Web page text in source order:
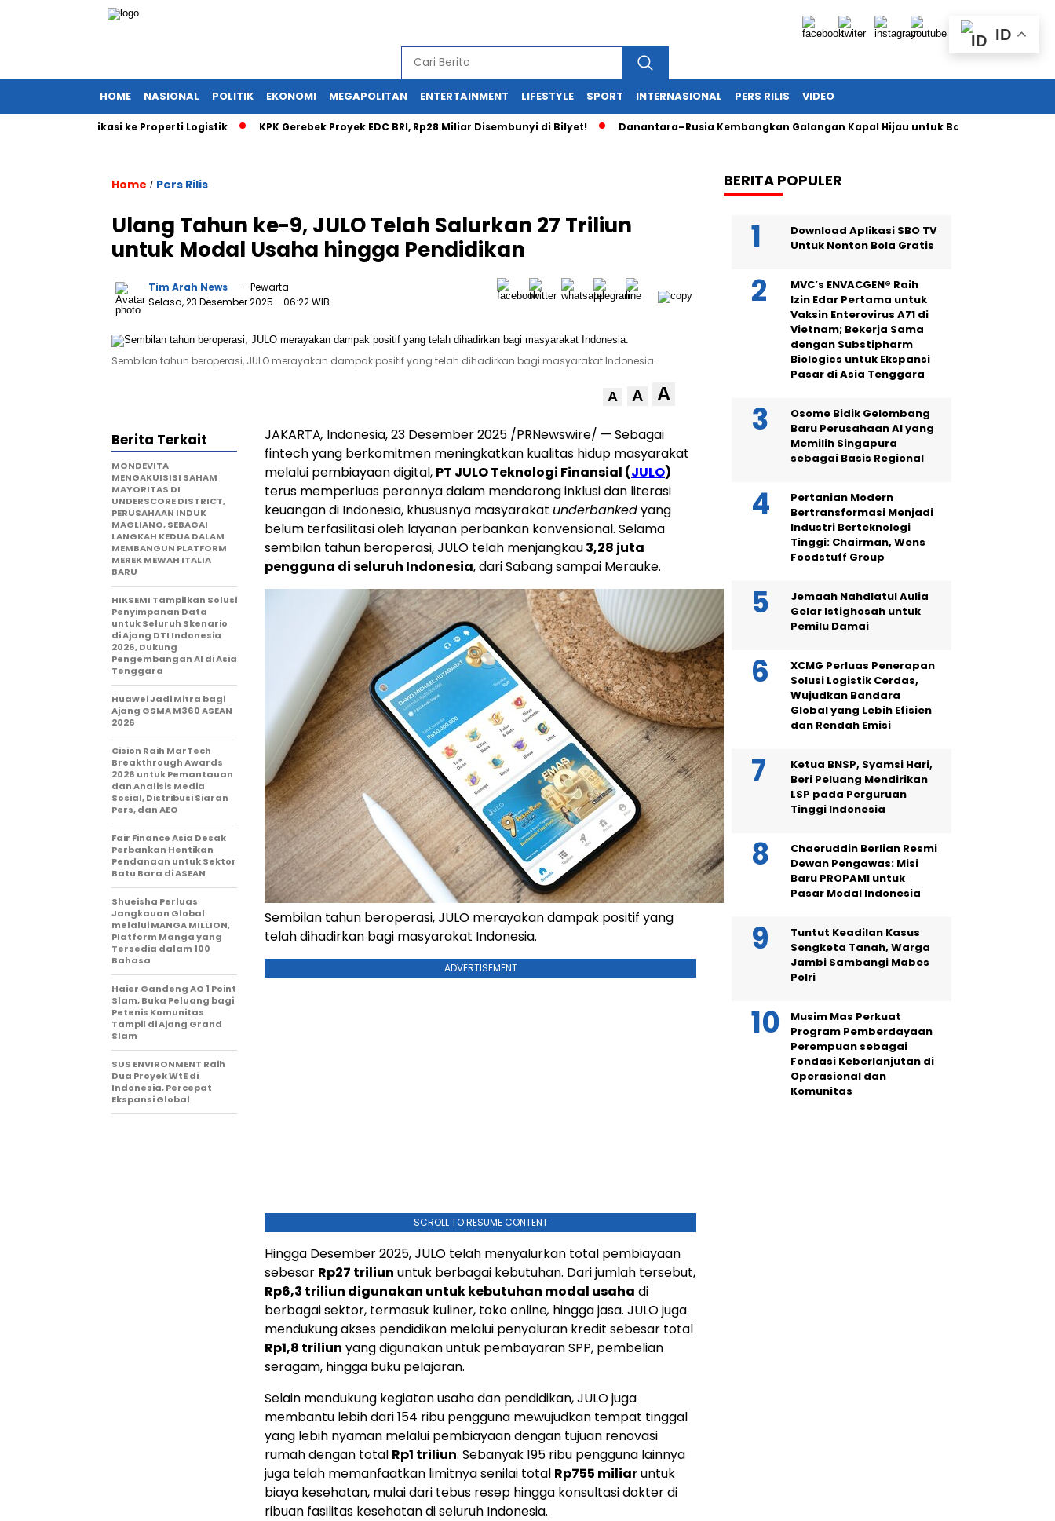
HOME NASIONAL POLITIK EKONOMI MEGAPOLITAN ENTERTAINMENT LIFESTYLE SPORT INTERNASIONAL PERS RILIS VIDEO
Diversifikasi ke Properti Logistik KPK Gerebek Proyek EDC BRI, Rp28 Miliar Disembunyi di Bilyet! Danantara–Rusia Kembangkan Galangan Kapal Hijau untuk Bangkitkan Maritim
Home / Pers Rilis
Ulang Tahun ke-9, JULO Telah Salurkan 27 Triliun
untuk Modal Usaha hingga Pendidikan
Tim Arah News
- Pewarta
Selasa, 23 Desember 2025 - 06:22 WIB
Sembilan tahun beroperasi, JULO merayakan dampak positif yang telah dihadirkan bagi masyarakat Indonesia.
A A A
JAKARTA, Indonesia, 23 Desember 2025 /PRNewswire/ — Sebagai
fintech yang berkomitmen meningkatkan kualitas hidup masyarakat
melalui pembiayaan digital, PT JULO Teknologi Finansial (JULO)
terus memperluas perannya dalam mendorong inklusi dan literasi
keuangan di Indonesia, khususnya masyarakat underbankedyang
belum terfasilitasi oleh layanan perbankan konvensional. Selama
sembilan tahun beroperasi, JULO telah menjangkau3,28 juta
pengguna di seluruh Indonesia, dari Sabang sampai Merauke.
Sembilan tahun beroperasi, JULO merayakan dampak positif yang
telah dihadirkan bagi masyarakat Indonesia.
ADVERTISEMENT
SCROLL TO RESUME CONTENT
Hingga Desember 2025, JULO telah menyalurkan total pembiayaan
sebesar Rp27 triliun untuk berbagai kebutuhan. Dari jumlah tersebut,
Rp6,3 triliun digunakan untuk kebutuhan modal usaha di
berbagai sektor, termasuk kuliner, toko online, hingga jasa. JULO juga
mendukung akses pendidikan melalui penyaluran kredit sebesar total
Rp1,8 triliun yang digunakan untuk pembayaran SPP, pembelian
seragam, hingga buku pelajaran.
Selain mendukung kegiatan usaha dan pendidikan, JULO juga
membantu lebih dari 154 ribu pengguna mewujudkan tempat tinggal
yang lebih nyaman melalui pembiayaan dengan tujuan renovasi
rumah dengan total Rp1 triliun. Sebanyak 195 ribu pengguna lainnya
juga telah memanfaatkan limitnya senilai total Rp755 miliaruntuk
biaya kesehatan, mulai dari tebus resep hingga konsultasi dokter di
ribuan fasilitas kesehatan di seluruh Indonesia.
Berita Terkait
MONDEVITA
MENGAKUISISI SAHAM
MAYORITAS DI
UNDERSCORE DISTRICT,
PERUSAHAAN INDUK
MAGLIANO, SEBAGAI
LANGKAH KEDUA DALAM
MEMBANGUN PLATFORM
MEREK MEWAH ITALIA
BARU
HIKSEMI Tampilkan Solusi
Penyimpanan Data
untuk Seluruh Skenario
di Ajang DTI Indonesia
2026, Dukung
Pengembangan AI di Asia
Tenggara
Huawei Jadi Mitra bagi
Ajang GSMA M360 ASEAN
2026
Cision Raih MarTech
Breakthrough Awards
2026 untuk Pemantauan
dan Analisis Media
Sosial, Distribusi Siaran
Pers, dan AEO
Fair Finance Asia Desak
Perbankan Hentikan
Pendanaan untuk Sektor
Batu Bara di ASEAN
Shueisha Perluas
Jangkauan Global
melalui MANGA MILLION,
Platform Manga yang
Tersedia dalam 100
Bahasa
Haier Gandeng AO 1 Point
Slam, Buka Peluang bagi
Petenis Komunitas
Tampil di Ajang Grand
Slam
SUS ENVIRONMENT Raih
Dua Proyek WtE di
Indonesia, Percepat
Ekspansi Global
BERITA POPULER
Download Aplikasi SBO TV
Untuk Nonton Bola Gratis
MVC’s ENVACGEN® Raih
Izin Edar Pertama untuk
Vaksin Enterovirus A71 di
Vietnam; Bekerja Sama
dengan Substipharm
Biologics untuk Ekspansi
Pasar di Asia Tenggara
Osome Bidik Gelombang
Baru Perusahaan AI yang
Memilih Singapura
sebagai Basis Regional
Pertanian Modern
Bertransformasi Menjadi
Industri Berteknologi
Tinggi: Chairman, Wens
Foodstuff Group
Jemaah Nahdlatul Aulia
Gelar Istighosah untuk
Pemilu Damai
XCMG Perluas Penerapan
Solusi Logistik Cerdas,
Wujudkan Bandara
Global yang Lebih Efisien
dan Rendah Emisi
Ketua BNSP, Syamsi Hari,
Beri Peluang Mendirikan
LSP pada Perguruan
Tinggi Indonesia
Chaeruddin Berlian Resmi
Dewan Pengawas: Misi
Baru PROPAMI untuk
Pasar Modal Indonesia
Tuntut Keadilan Kasus
Sengketa Tanah, Warga
Jambi Sambangi Mabes
Polri
Musim Mas Perkuat
Program Pemberdayaan
Perempuan sebagai
Fondasi Keberlanjutan di
Operasional dan
Komunitas
ID